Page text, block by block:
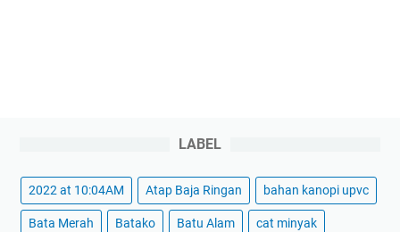
LABEL
2022 at 10:04AM Atap Baja Ringan bahan kanopi upvc
Bata Merah Batako Batu Alam cat minyak